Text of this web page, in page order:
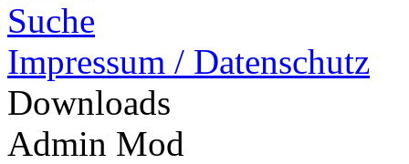
Suche
Impressum / Datenschutz
Downloads
Admin Mod